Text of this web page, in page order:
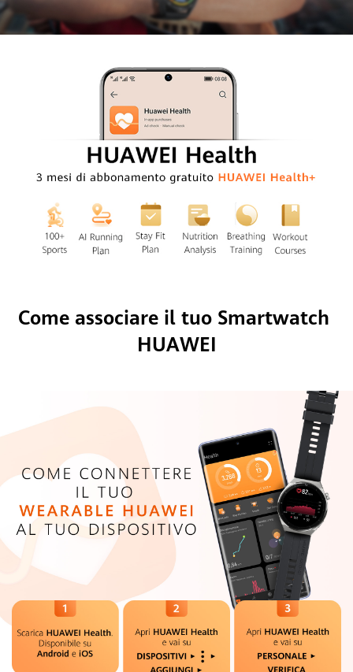
Come associare il tuo Smartwatch
HUAWEI